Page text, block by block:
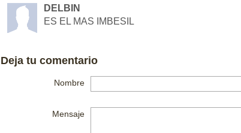
DELBIN
ES EL MAS IMBESIL
Deja tu comentario
Nombre
Mensaje